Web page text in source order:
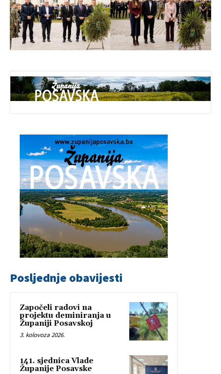
Posljednje obavijesti
Započeli radovi na
projektu deminiranja u
Županiji Posavskoj
3. kolovoza 2026.
141. sjednica Vlade
Županije Posavske